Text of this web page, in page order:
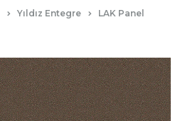
Yıldız Entegre LAK Panel